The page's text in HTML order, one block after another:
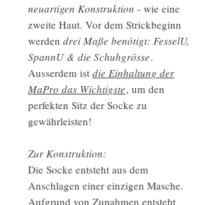
neuartigen Konstruktion - wie eine
zweite Haut. Vor dem Strickbeginn
werden drei Maße benötigt: FesselU,
SpannU & die Schuhgrösse.
Ausserdem ist die Einhaltung der
MaPro das Wichtigste, um den
perfekten Sitz der Socke zu
gewährleisten!
Zur Konstruktion:
Die Socke entsteht aus dem
Anschlagen einer einzigen Masche.
Aufgrund von Zunahmen entsteht